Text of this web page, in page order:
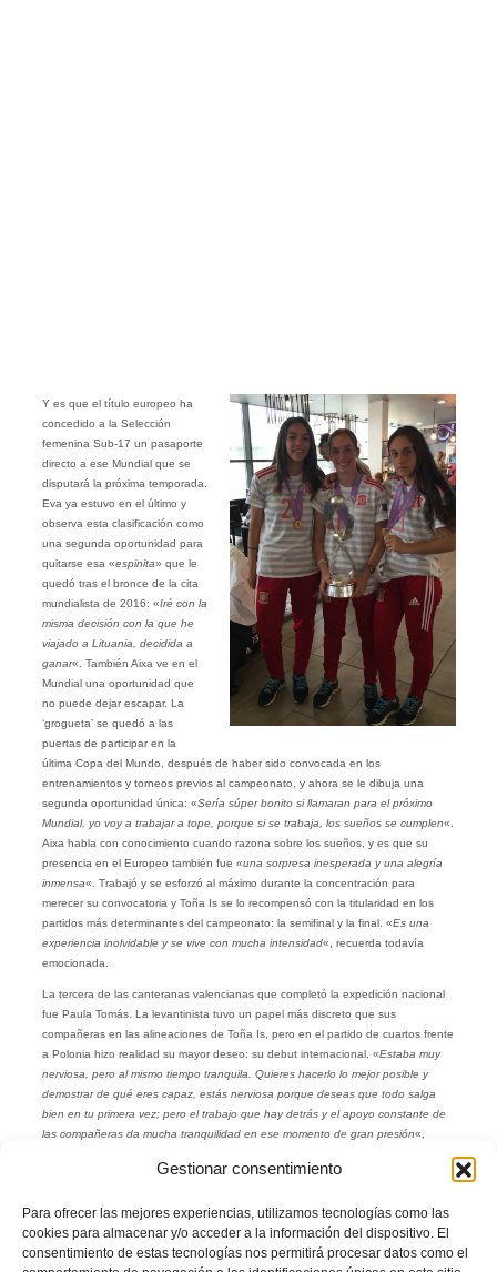
Gestionar consentimiento
Para ofrecer las mejores experiencias, utilizamos tecnologías como las
cookies para almacenar y/o acceder a la información del dispositivo. El
consentimiento de estas tecnologías nos permitirá procesar datos como el
Y es que el título europeo ha
concedido a la Selección
femenina Sub-17 un pasaporte
directo a ese Mundial que se
disputará la próxima temporada.
Eva ya estuvo en el último y
observa esta clasificación como
una segunda oportunidad para
quitarse esa «espinita» que le
quedó tras el bronce de la cita
mundialista de 2016: «Iré con la
misma decisión con la que he
viajado a Lituania, decidida a
ganar«. También Aixa ve en el
Mundial una oportunidad que
no puede dejar escapar. La
‘grogueta’ se quedó a las
puertas de participar en la
última Copa del Mundo, después de haber sido convocada en los
entrenamientos y torneos previos al campeonato, y ahora se le dibuja una
segunda oportunidad única: «Sería súper bonito si llamaran para el próximo
Mundial, yo voy a trabajar a tope, porque si se trabaja, los sueños se cumplen«.
Aixa habla con conocimiento cuando razona sobre los sueños, y es que su
presencia en el Europeo también fue «una sorpresa inesperada y una alegría
inmensa«. Trabajó y se esforzó al máximo durante la concentración para
merecer su convocatoria y Toña Is se lo recompensó con la titularidad en los
partidos más determinantes del campeonato: la semifinal y la final. «Es una
experiencia inolvidable y se vive con mucha intensidad«, recuerda todavía
emocionada.
La tercera de las canteranas valencianas que completó la expedición nacional
fue Paula Tomás. La levantinista tuvo un papel más discreto que sus
compañeras en las alineaciones de Toña Is, pero en el partido de cuartos frente
a Polonia hizo realidad su mayor deseo: su debut internacional. «Estaba muy
nerviosa, pero al mismo tiempo tranquila. Quieres hacerlo lo mejor posible y
demostrar de qué eres capaz, estás nerviosa porque deseas que todo salga
bien en tu primera vez; pero el trabajo que hay detrás y el apoyo constante de
las compañeras da mucha tranquilidad en ese momento de gran presión«,
que se vive con mayor intensidad que en el césped: «Yo lo viví casi con más
trabajado tanto para conseguir esto, que eramos conscientes de nuestras
opciones«.
Cómo se gesta un gol que vale un Europeo